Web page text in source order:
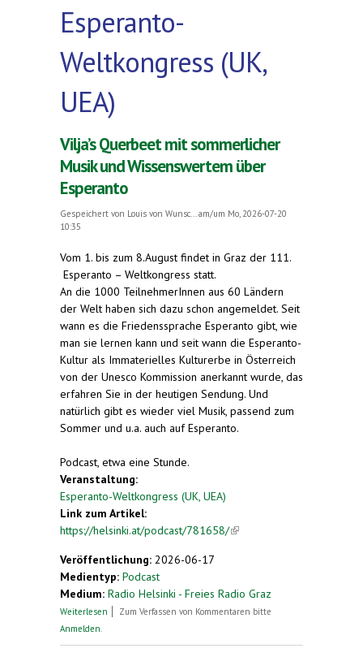
Esperanto-
Weltkongress (UK,
UEA)
Vilja’s Querbeet mit sommerlicher
Musik und Wissenswertem über
Esperanto
Gespeichert von Louis von Wunsc...
am/um Mo, 2026-07-20
10:35
Vom 1. bis zum 8.August findet in Graz der 111.
Esperanto – Weltkongress statt.
An die 1000 TeilnehmerInnen aus 60 Ländern
der Welt haben sich dazu schon angemeldet. Seit
wann es die Friedenssprache Esperanto gibt, wie
man sie lernen kann und seit wann die Esperanto-
Kultur als Immaterielles Kulturerbe in Österreich
von der Unesco Kommission anerkannt wurde, das
erfahren Sie in der heutigen Sendung. Und
natürlich gibt es wieder viel Musik, passend zum
Sommer und u.a. auch auf Esperanto.
Podcast, etwa eine Stunde.
Veranstaltung:
Esperanto-Weltkongress (UK, UEA)
Link zum Artikel:
https://helsinki.at/podcast/781658/(link is
Veröffentlichung: 2026-06-17
Medientyp: Podcast
Medium: Radio Helsinki - Freies Radio Graz
Weiterlesen über Vilja’s Querbeet mit sommerlicher Musik und
Zum Verfassen von Kommentaren bitte
Anmelden